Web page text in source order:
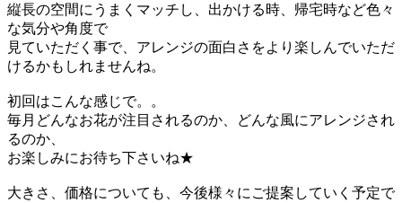
縦長の空間にうまくマッチし、出かける時、帰宅時など色々
な気分や角度で
見ていただく事で、アレンジの面白さをより楽しんでいただ
けるかもしれませんね。
初回はこんな感じで。。
毎月どんなお花が注目されるのか、どんな風にアレンジされ
るのか、
お楽しみにお待ち下さいね★
大きさ、価格についても、今後様々にご提案していく予定で